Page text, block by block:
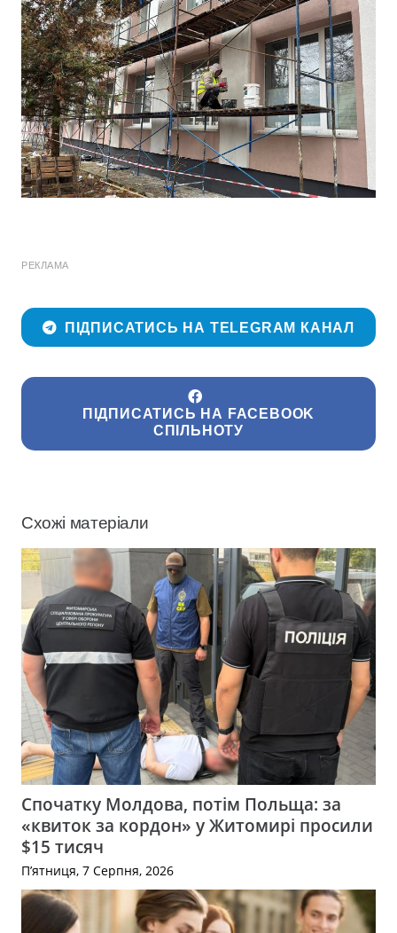
РЕКЛАМА
ПІДПИСАТИСЬ НА TELEGRAM КАНАЛ
ПІДПИСАТИСЬ НА FACEBOOK
СПІЛЬНОТУ
Схожі матеріали
Спочатку Молдова, потім Польща: за
«квиток за кордон» у Житомирі просили
$15 тисяч
П’ятниця, 7 Серпня, 2026